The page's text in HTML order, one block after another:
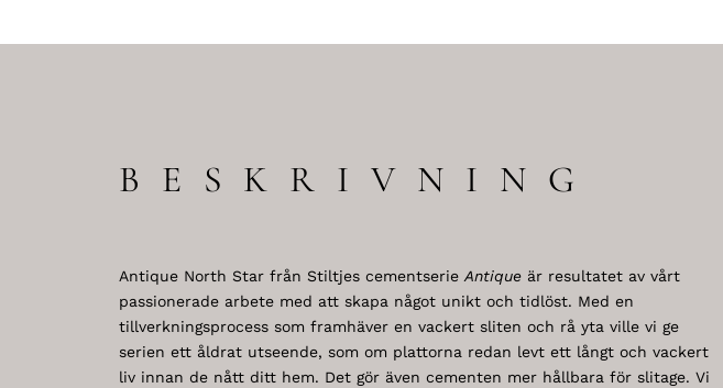
BESKRIVNING
Antique North Star från Stiltjes cementserieAntiqueär resultatet av vårt
passionerade arbete med att skapa något unikt och tidlöst. Med en
tillverkningsprocess som framhäver en vackert sliten och rå yta ville vi ge
serien ett åldrat utseende, som om plattorna redan levt ett långt och vackert
liv innan de nått ditt hem. Det gör även cementen mer hållbara för slitage. Vi